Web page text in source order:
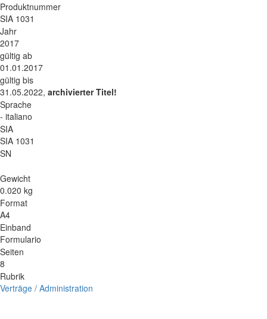
Produktnummer
SIA 1031
Jahr
2017
gültig ab
01.01.2017
gültig bis
31.05.2022, archivierter Titel!
Sprache
- italiano
SIA
SIA 1031
SN
Gewicht
0.020 kg
Format
A4
Einband
Formulario
Seiten
8
Rubrik
Verträge / Administration